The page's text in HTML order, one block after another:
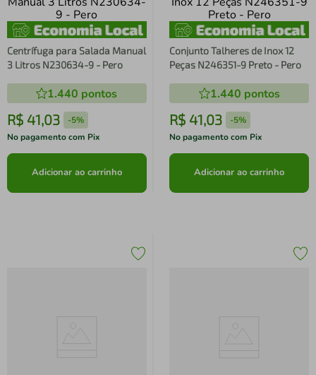
Centrífuga para Salada Manual
3 Litros N230634-9 - Pero
1.440 pontos
R$ 41,03 -5%
No pagamento com Pix
Adicionar ao carrinho
Conjunto Talheres de Inox 12
Peças N246351-9 Preto - Pero
1.440 pontos
R$ 41,03 -5%
No pagamento com Pix
Adicionar ao carrinho